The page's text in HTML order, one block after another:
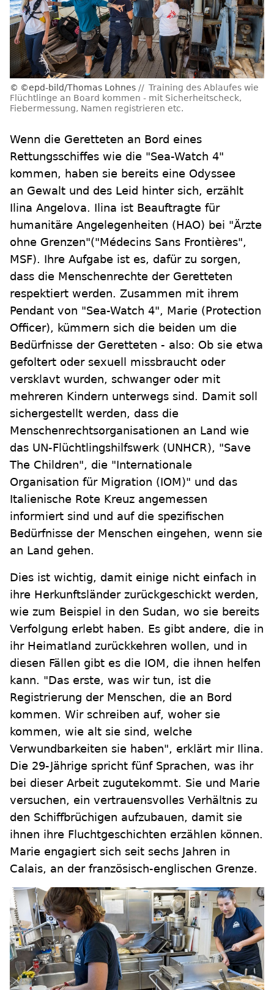
©epd-bild/Thomas Lohnes
Training des Ablaufes wie
Flüchtlinge an Board kommen - mit Sicherheitscheck,
Fiebermessung, Namen registrieren etc.
Wenn die Geretteten an Bord eines
Rettungsschiffes wie die "Sea-Watch 4"
kommen, haben sie bereits eine Odyssee
an Gewalt und des Leid hinter sich, erzählt
Ilina Angelova. Ilina ist Beauftragte für
humanitäre Angelegenheiten (HAO) bei "Ärzte
ohne Grenzen"("Médecins Sans Frontières",
MSF). Ihre Aufgabe ist es, dafür zu sorgen,
dass die Menschenrechte der Geretteten
respektiert werden. Zusammen mit ihrem
Pendant von "Sea-Watch 4", Marie (Protection
Officer), kümmern sich die beiden um die
Bedürfnisse der Geretteten - also: Ob sie etwa
gefoltert oder sexuell missbraucht oder
versklavt wurden, schwanger oder mit
mehreren Kindern unterwegs sind. Damit soll
sichergestellt werden, dass die
Menschenrechtsorganisationen an Land wie
das UN-Flüchtlingshilfswerk (UNHCR), "Save
The Children", die "Internationale
Organisation für Migration (IOM)" und das
Italienische Rote Kreuz angemessen
informiert sind und auf die spezifischen
Bedürfnisse der Menschen eingehen, wenn sie
an Land gehen.
Dies ist wichtig, damit einige nicht einfach in
ihre Herkunftsländer zurückgeschickt werden,
wie zum Beispiel in den Sudan, wo sie bereits
Verfolgung erlebt haben. Es gibt andere, die in
ihr Heimatland zurückkehren wollen, und in
diesen Fällen gibt es die IOM, die ihnen helfen
kann. "Das erste, was wir tun, ist die
Registrierung der Menschen, die an Bord
kommen. Wir schreiben auf, woher sie
kommen, wie alt sie sind, welche
Verwundbarkeiten sie haben", erklärt mir Ilina.
Die 29-Jährige spricht fünf Sprachen, was ihr
bei dieser Arbeit zugutekommt. Sie und Marie
versuchen, ein vertrauensvolles Verhältnis zu
den Schiffbrüchigen aufzubauen, damit sie
ihnen ihre Fluchtgeschichten erzählen können.
Marie engagiert sich seit sechs Jahren in
Calais, an der französisch-englischen Grenze.